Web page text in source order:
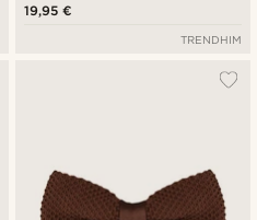
19,95 €
TRENDHIM